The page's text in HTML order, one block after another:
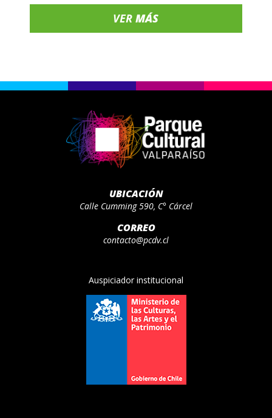
VERMÁS
UBICACIÓN
Calle Cumming 590, C° Cárcel
CORREO
contacto@pcdv.cl
Auspiciador institucional